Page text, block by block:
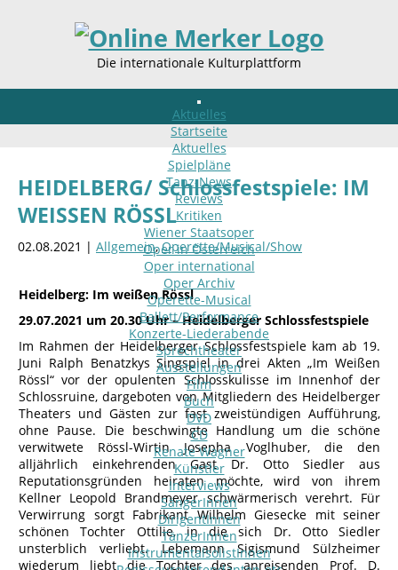
Die internationale Kulturplattform
Aktuelles
Startseite
Aktuelles
Spielpläne
Tanz-News
Reviews
Kritiken
Wiener Staatsoper
Oper in Österreich
Oper international
Oper Archiv
Operette-Musical
Ballett/Performance
Konzerte-Liederabende
Sprechtheater
Ausstellungen
Film
Buch
DVD
CD
Renate Wagner
Künstler
Interviews
SängerInnen
DirigentInnen
TänzerInnen
InstrumentalsolistInnen
HEIDELBERG/ Schlossfestspiele: IM
WEISSEN RÖSSL
02.08.2021 | Allgemein,Operette/Musical/Show
Heidelberg: Im weißen Rössl
29.07.2021 um 20.30 Uhr – Heidelberger Schlossfestspiele
Im Rahmen der Heidelberger Schlossfestspiele kam ab 19.
Juni Ralph Benatzkys Singspiel in drei Akten „Im Weißen
Rössl“ vor der opulenten Schlosskulisse im Innenhof der
Schlossruine, dargeboten von Mitgliedern des Heidelberger
Theaters und Gästen zur fast zweistündigen Aufführung,
ohne Pause. Die beschwingte Handlung um die schöne
verwitwete Rössl-Wirtin Josepha Voglhuber, die den
alljährlich einkehrenden Gast Dr. Otto Siedler aus
Reputationsgründen heiraten möchte, wird von ihrem
Kellner Leopold Brandmeyer schwärmerisch verehrt. Für
Verwirrung sorgt Fabrikant Wilhelm Giesecke mit seiner
schönen Tochter Ottilie, in die sich Dr. Otto Siedler
unsterblich verliebt. Lebemann Sigismund Sülzheimer
wiederum liebt die Tochter des anreisenden Prof. D.